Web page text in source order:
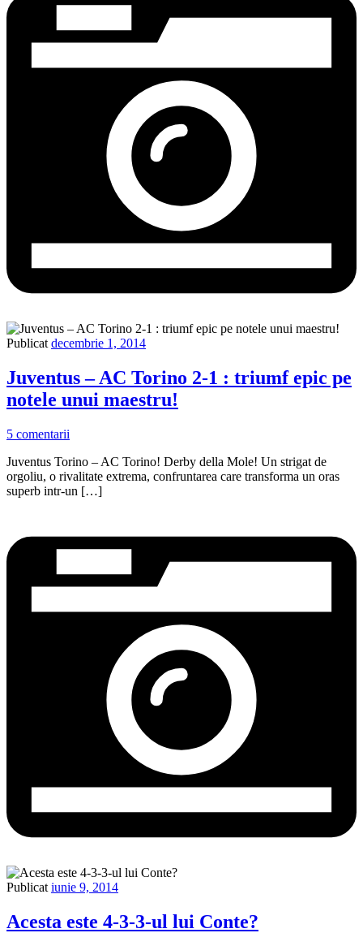
Publicat decembrie 1, 2014
Juventus – AC Torino 2-1 : triumf epic pe
notele unui maestru!
5 comentarii
Juventus Torino – AC Torino! Derby della Mole! Un strigat de
orgoliu, o rivalitate extrema, confruntarea care transforma un oras
superb intr-un […]
Publicat iunie 9, 2014
Acesta este 4-3-3-ul lui Conte?